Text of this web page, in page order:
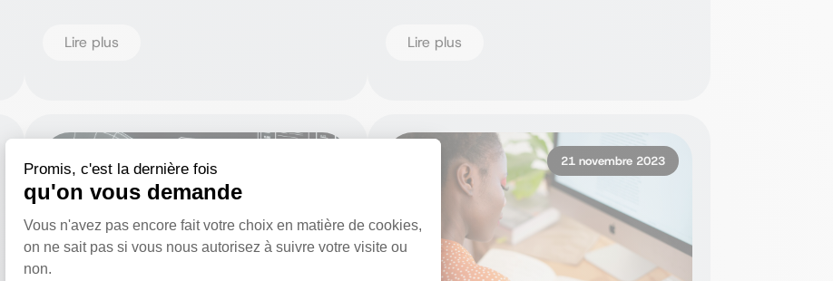
Promis, c'est la dernière fois
qu'on vous demande
Plateforme de Gestion du Consentement : Personnalisez vos Options
Vous n'avez pas encore fait votre choix en matière de cookies,
on ne sait pas si vous nous autorisez à suivre votre visite ou
non.
Lire plus Lire plus
21 novembre 2023